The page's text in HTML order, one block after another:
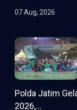
07 Aug, 2026
Polda Jatim
2026,...